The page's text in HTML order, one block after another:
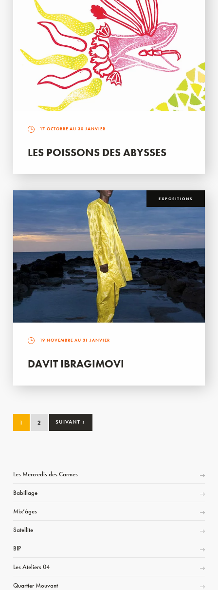
17 OCTOBRE AU 30 JANVIER
LES POISSONS DES ABYSSES
EXPOSITIONS
19 NOVEMBRE AU 31 JANVIER
DAVIT IBRAGIMOVI
1 2 SUIVANT ›
Les Mercredis des Carmes
Babillage
Mix’âges
Satellite
BIP
Les Ateliers 04
Quartier Mouvant